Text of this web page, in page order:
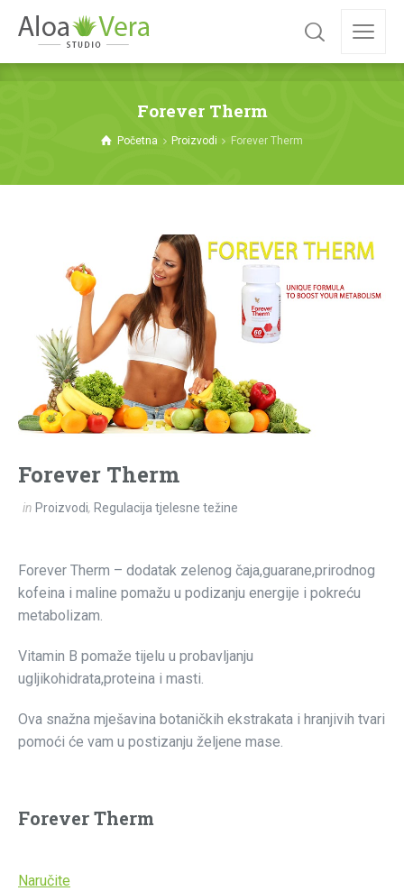
Forever Therm
Početna Proizvodi Forever Therm
Forever Therm
in Proizvodi, Regulacija tjelesne težine
Forever Therm – dodatak zelenog čaja,guarane,prirodnog
kofeina i maline pomažu u podizanju energije i pokreću
metabolizam.
Vitamin B pomaže tijelu u probavljanju
ugljikohidrata,proteina i masti.
Ova snažna mješavina botaničkih ekstrakata i hranjivih tvari
pomoći će vam u postizanju željene mase.
Forever Therm
Naručite